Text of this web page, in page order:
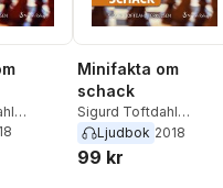
Totalt antal röster:
Minifakta om
schack
Sigurd Toftdahl
Terkelsen
Ljudbok 2018
99 kr